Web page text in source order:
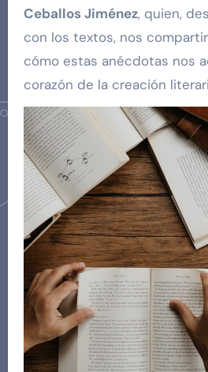
Ceballos Jiménez, quien,
con los textos, nos
cómo estas anécdotas nos
corazón de la creación